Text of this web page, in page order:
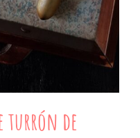
turrón de